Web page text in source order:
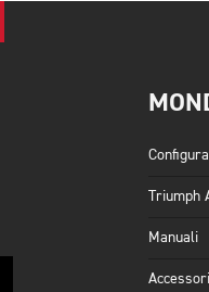
Triumph
Manuali
Accessori